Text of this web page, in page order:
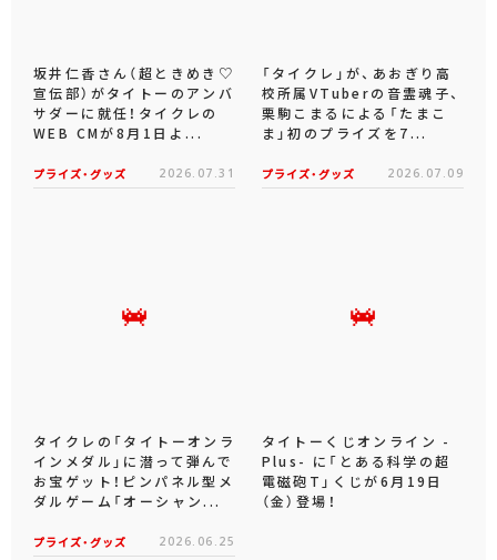
坂井仁香さん（超ときめき♡
宣伝部）がタイトーのアンバ
サダーに就任！タイクレの
WEB CMが8月1日よ...
プライズ・グッズ 2026.07.31
「タイクレ」が、あおぎり高
校所属VTuberの音霊魂子、
栗駒こまるによる「たまこ
ま」初のプライズを7...
プライズ・グッズ 2026.07.09
タイクレの「タイトーオンラ
インメダル」に潜って弾んで
お宝ゲット！ピンパネル型メ
ダルゲーム「オーシャン...
プライズ・グッズ 2026.06.25
タイトーくじオンライン -
Plus- に「とある科学の超
電磁砲T」くじが6月19日
（金）登場！